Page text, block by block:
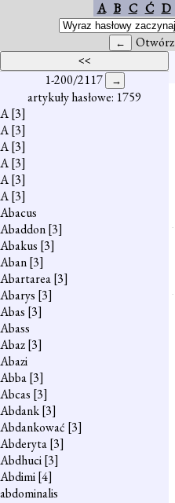
A B C Ć D
Otwórz
1-200/2117
artykuły hasłowe: 1759
A[3]
A[3]
A[3]
A[3]
A[3]
A[3]
Abacus
Abaddon[3]
Abakus [3]
Aban[3]
Abartarea[3]
Abarys [3]
Abas [3]
Abass
Abaz[3]
Abazi
Abba[3]
Abcas [3]
Abdank[3]
Abdankować [3]
Abderyta[3]
Abdhuci[3]
Abdimi[4]
abdominalis